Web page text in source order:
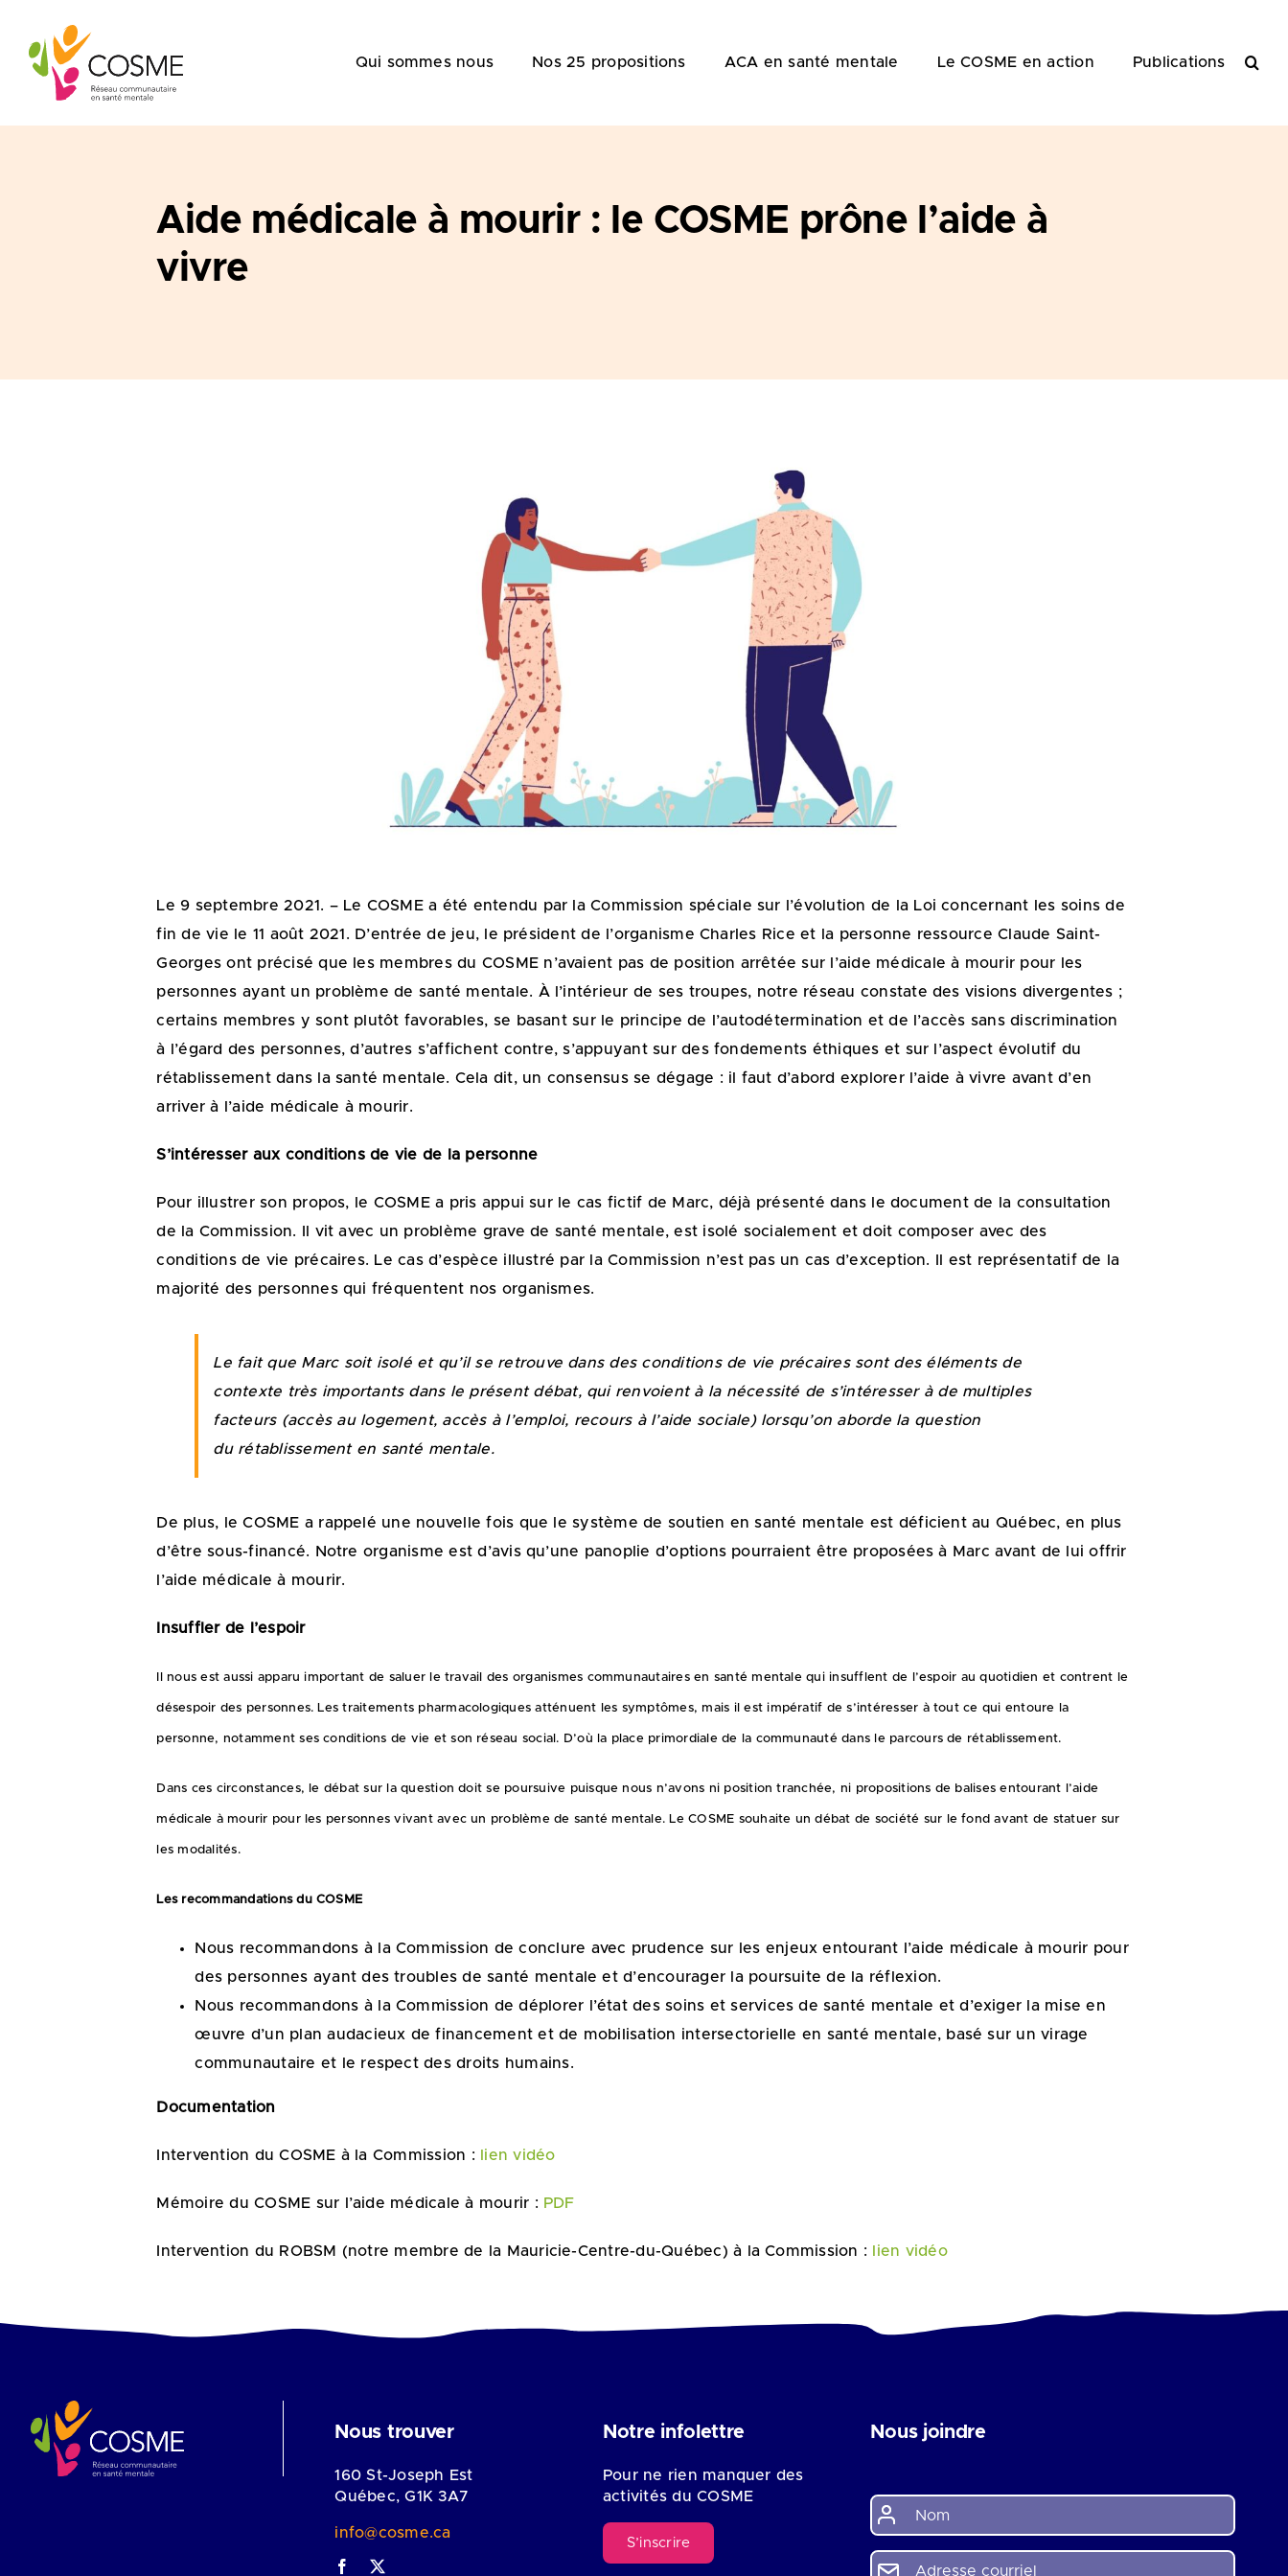
content
Qui sommes nous Nos 25 propositions ACA en santé mentale Le COSME en action Publications
Aide médicale à mourir : le COSME prône l’aide à
vivre
Le 9 septembre 2021. – Le COSME a été entendu par la Commission spéciale sur l’évolution de la Loi concernant les soins de
fin de vie le 11 août 2021. D’entrée de jeu, le président de l’organisme Charles Rice et la personne ressource Claude Saint-
Georges ont précisé que les membres du COSME n’avaient pas de position arrêtée sur l’aide médicale à mourir pour les
personnes ayant un problème de santé mentale. À l’intérieur de ses troupes, notre réseau constate des visions divergentes ;
certains membres y sont plutôt favorables, se basant sur le principe de l’autodétermination et de l’accès sans discrimination
à l’égard des personnes, d’autres s’affichent contre, s’appuyant sur des fondements éthiques et sur l’aspect évolutif du
rétablissement dans la santé mentale. Cela dit, un consensus se dégage : il faut d’abord explorer l’aide à vivre avant d’en
arriver à l’aide médicale à mourir.
S’intéresser aux conditions de vie de la personne
Pour illustrer son propos, le COSME a pris appui sur le cas fictif de Marc, déjà présenté dans le document de la consultation
de la Commission. Il vit avec un problème grave de santé mentale, est isolé socialement et doit composer avec des
conditions de vie précaires. Le cas d’espèce illustré par la Commission n’est pas un cas d’exception. Il est représentatif de la
majorité des personnes qui fréquentent nos organismes.
Le fait que Marc soit isolé et qu’il se retrouve dans des conditions de vie précaires sont des éléments de
contexte très importants dans le présent débat, qui renvoient à la nécessité de s’intéresser à de multiples
facteurs (accès au logement, accès à l’emploi, recours à l’aide sociale) lorsqu’on aborde la question
du rétablissement en santé mentale.
De plus, le COSME a rappelé une nouvelle fois que le système de soutien en santé mentale est déficient au Québec, en plus
d’être sous-financé. Notre organisme est d’avis qu’une panoplie d’options pourraient être proposées à Marc avant de lui offrir
l’aide médicale à mourir.
Insuffler de l’espoir
Il nous est aussi apparu important de saluer le travail des organismes communautaires en santé mentale qui insufflent de l’espoir au quotidien et contrent le
désespoir des personnes. Les traitements pharmacologiques atténuent les symptômes, mais il est impératif de s’intéresser à tout ce qui entoure la
personne, notamment ses conditions de vie et son réseau social. D’où la place primordiale de la communauté dans le parcours de rétablissement.
Dans ces circonstances, le débat sur la question doit se poursuive puisque nous n’avons ni position tranchée, ni propositions de balises entourant l’aide
médicale à mourir pour les personnes vivant avec un problème de santé mentale. Le COSME souhaite un débat de société sur le fond avant de statuer sur
les modalités.
Les recommandations du COSME
Nous recommandons à la Commission de conclure avec prudence sur les enjeux entourant l’aide médicale à mourir pour
des personnes ayant des troubles de santé mentale et d’encourager la poursuite de la réflexion.
Nous recommandons à la Commission de déplorer l’état des soins et services de santé mentale et d’exiger la mise en
œuvre d’un plan audacieux de financement et de mobilisation intersectorielle en santé mentale, basé sur un virage
communautaire et le respect des droits humains.
Documentation
Intervention du COSME à la Commission : lien vidéo
Mémoire du COSME sur l’aide médicale à mourir : PDF
Intervention du ROBSM (notre membre de la Mauricie-Centre-du-Québec) à la Commission : lien vidéo
Nous trouver
160 St-Joseph Est
Québec, G1K 3A7
info@cosme.ca
Notre infolettre
Pour ne rien manquer des
activités du COSME
S’inscrire
Nous joindre
N
o
m
*
A